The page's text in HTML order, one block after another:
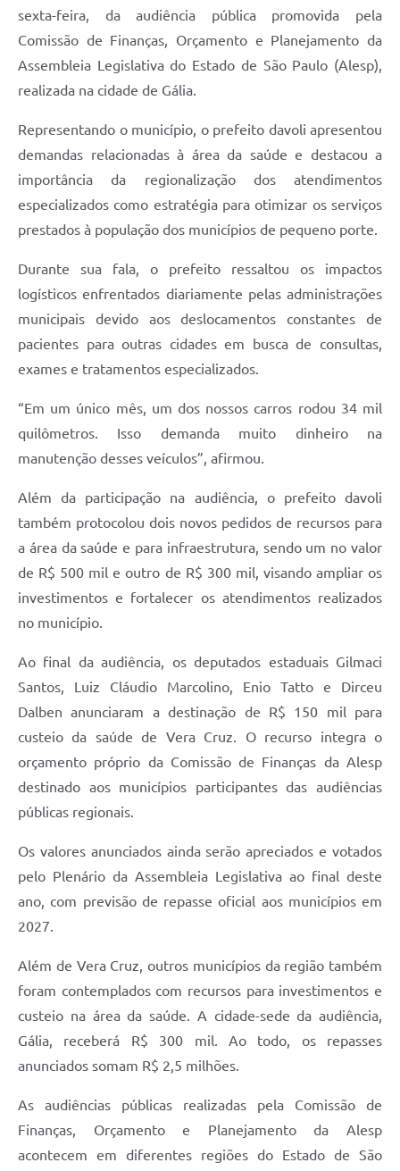
sexta-feira, da audiência pública promovida pela
Comissão de Finanças, Orçamento e Planejamento da
Assembleia Legislativa do Estado de São Paulo (Alesp),
realizada na cidade de Gália.
Representando o município, o prefeito davoli apresentou
demandas relacionadas à área da saúde e destacou a
importância da regionalização dos atendimentos
especializados como estratégia para otimizar os serviços
prestados à população dos municípios de pequeno porte.
Durante sua fala, o prefeito ressaltou os impactos
logísticos enfrentados diariamente pelas administrações
municipais devido aos deslocamentos constantes de
pacientes para outras cidades em busca de consultas,
exames e tratamentos especializados.
“Em um único mês, um dos nossos carros rodou 34 mil
quilômetros. Isso demanda muito dinheiro na
manutenção desses veículos”, afirmou.
Além da participação na audiência, o prefeito davoli
também protocolou dois novos pedidos de recursos para
a área da saúde e para infraestrutura, sendo um no valor
de R$ 500 mil e outro de R$ 300 mil, visando ampliar os
investimentos e fortalecer os atendimentos realizados
no município.
Ao final da audiência, os deputados estaduais Gilmaci
Santos, Luiz Cláudio Marcolino, Enio Tatto e Dirceu
Dalben anunciaram a destinação de R$ 150 mil para
custeio da saúde de Vera Cruz. O recurso integra o
orçamento próprio da Comissão de Finanças da Alesp
destinado aos municípios participantes das audiências
públicas regionais.
Os valores anunciados ainda serão apreciados e votados
pelo Plenário da Assembleia Legislativa ao final deste
ano, com previsão de repasse oficial aos municípios em
2027.
Além de Vera Cruz, outros municípios da região também
foram contemplados com recursos para investimentos e
custeio na área da saúde. A cidade-sede da audiência,
Gália, receberá R$ 300 mil. Ao todo, os repasses
anunciados somam R$ 2,5 milhões.
As audiências públicas realizadas pela Comissão de
Finanças, Orçamento e Planejamento da Alesp
acontecem em diferentes regiões do Estado de São